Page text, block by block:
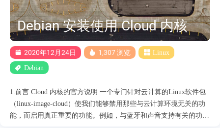
默认是的linux-lts 安装linux-virt内核 ....
Debian 安装使用 Cloud 内核
2020年12月24日 1,307 浏览 Linux
Debian
1.前言 Cloud 内核的官方说明 一个专门针对云计算的Linux软件包
（linux-image-cloud）使我们能够禁用那些与云计算环境无关的功
能，而启用真正重要的功能。例如，与蓝牙和声音支持有关的功能